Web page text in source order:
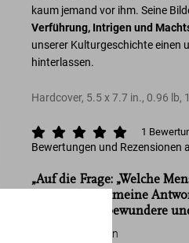
kaum jemand vor ihm. Seine
Verführung, Intrigen und
unserer Kulturgeschichte einen
hinterlassen.
Hardcover, 5.5x7.7 in., 0.96 lb,
1
Bewertungen und Rezensionen
„Auf die Frage: „Welche
gerne?“ lautet meine
liebe, die ich bewundere
Helmut Newton